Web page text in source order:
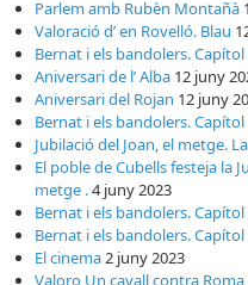
Parlem amb Rubèn Montañà
Valoració d’ en Rovelló. Blau
Bernat i els bandolers. Capítol
Aniversari de l’ Alba 12 juny
Aniversari del Rojan 12 juny
Bernat i els bandolers. Capítol
Jubilació del Joan, el metge.
El poble de Cubells festeja la
metge .4 juny 2023
Bernat i els bandolers. Capítol
Bernat i els bandolers. Capítol
El cinema2 juny 2023
Valoro Un cavall contra Roma